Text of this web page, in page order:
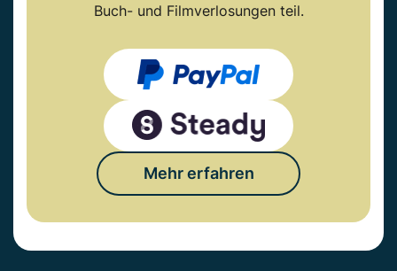
Buch- und Filmverlosungen teil.
Mehr erfahren